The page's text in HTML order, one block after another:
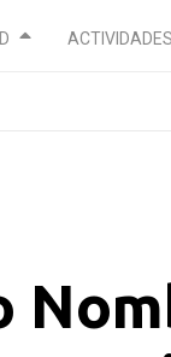
ACTIVIDADES